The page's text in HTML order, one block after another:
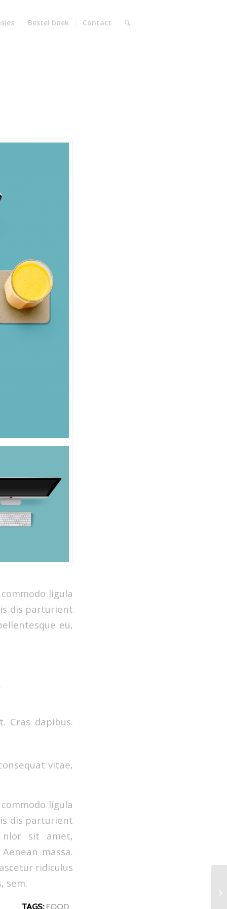
Bestel boek Contact
ligula
dis parturient
eu,
Cras dapibus.
vitae,
ligula
dis parturient
nlor sit amet,
massa.
ridiculus
sem.
TAGS: FOOD,